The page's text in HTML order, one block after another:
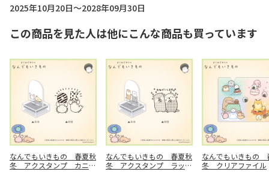
2025年10月20日～2028年09月30日
この商品を見た人は他にこんな商品も買っています
なんでもいきもの 春夏秋
冬 アクスタンプ カニと
なんでもいきもの 春夏秋
冬 アクスタンプ ラッコ
なんでもいきもの
冬 クリアファイル